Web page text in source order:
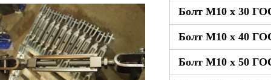
Болт М10 x 30
Болт М10 x 40
Болт М10 x 50